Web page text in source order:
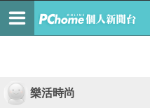
樂活時尚